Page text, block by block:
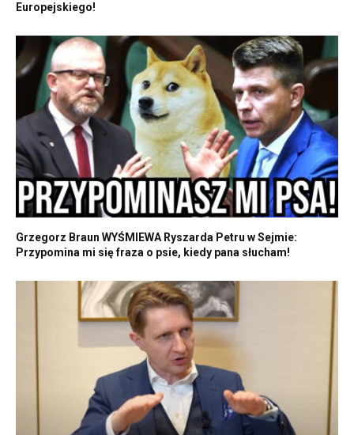
Europejskiego!
Grzegorz Braun WYŚMIEWA Ryszarda Petru w Sejmie:
Przypomina mi się fraza o psie, kiedy pana słucham!